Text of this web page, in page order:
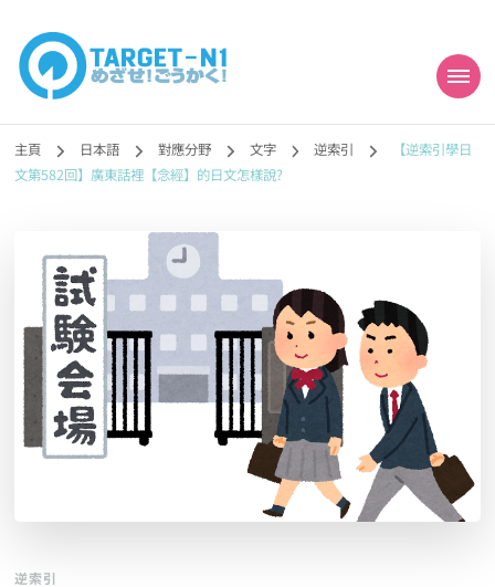
目標!!日本語能力試
N1合格
勉強コンテンツも追加予定!!】
主頁 日本語 對應分野 文字 逆索引
【逆索引學日
文第582回】廣東話裡【念經】的日文怎樣說?
逆索引